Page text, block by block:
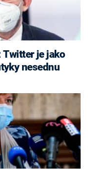
nesednu